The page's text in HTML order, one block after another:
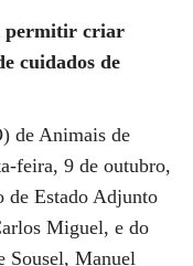
permitir criar
cuidados de
de Animais de
feira, 9 de outubro,
de Estado Adjunto
Miguel, e do
Sousel, Manuel